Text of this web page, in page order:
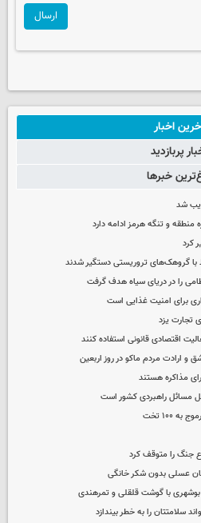
ارسال
اخبار
پربازدید
خبرها
شد
منطقه و تنگه هرمز ادامه دارد
کرد
برای امنیت غذایی است
تجارت یزد
اقتصادی قانونی استفاده کنند
ارادت مردم ماکو در روز اربعین
مذاکره هستند
مسائل راهبردی کشور است
۱۰۰ تخت
جنگ را متوقف کرد
عسلی بدون شکر خانگی
با گوشت قلقلی و تمرهندی